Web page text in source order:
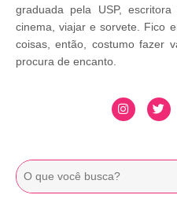
graduada pela USP,
cinema, viajar e sorvete. Fico
coisas, então, costumo fazer
procura de encanto.